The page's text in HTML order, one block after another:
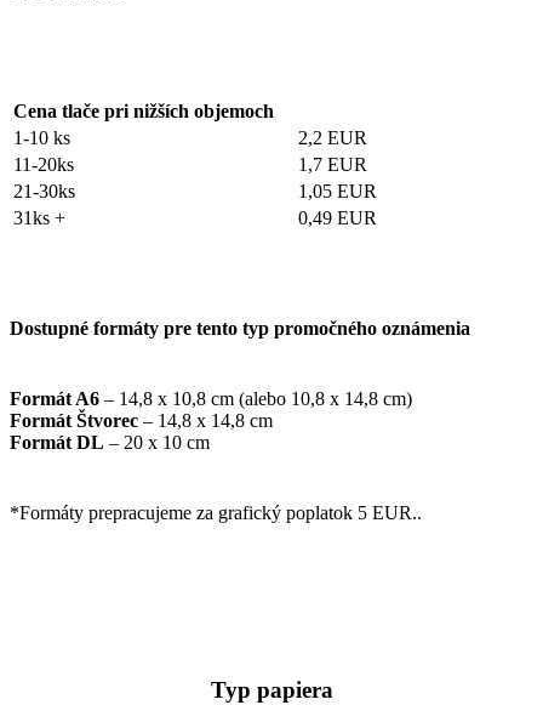
Cena tlače pri nižších objemoch
1-10 ks
2,2 EUR
11-20ks
1,7 EUR
21-30ks
1,05 EUR
31ks +
0,49 EUR
Dostupné formáty pre tento typ promočného oznámenia
Formát A6 – 14,8 x 10,8 cm (alebo 10,8 x 14,8 cm)
Formát Štvorec – 14,8 x 14,8 cm
Formát DL – 20 x 10 cm
*Formáty prepracujeme za grafický poplatok 5 EUR..
Typ papiera